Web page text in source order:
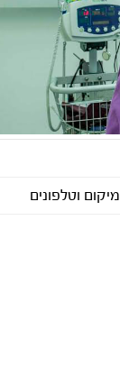
מיקום וטלפונים